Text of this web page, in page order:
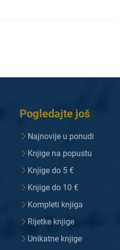
Pogledajte još
Najnovije u ponudi
Knjige na popustu
Knjige do 5 €
Knjige do 10 €
Kompleti knjiga
Rijetke knjige
Unikatne knjige